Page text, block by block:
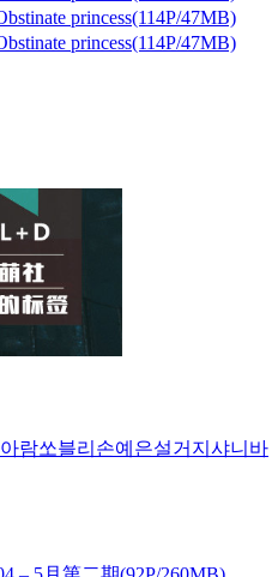
아람쏘블리 손예은설거지 샤니 바